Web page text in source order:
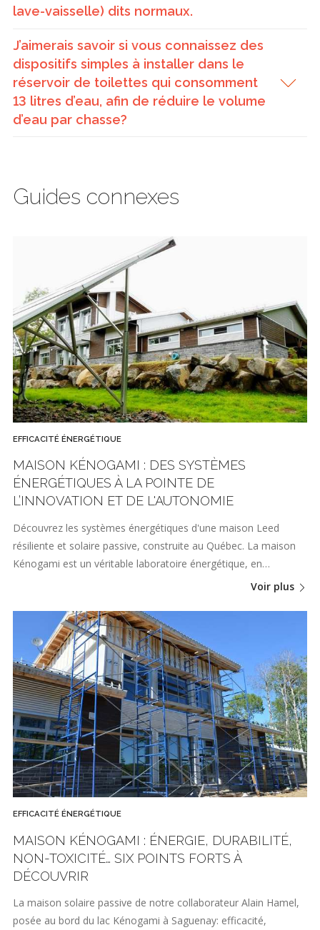
lave-vaisselle) dits normaux.
J’aimerais savoir si vous connaissez des
dispositifs simples à installer dans le
réservoir de toilettes qui consomment
13 litres d’eau, afin de réduire le volume
d’eau par chasse?
Guides connexes
EFFICACITÉ ÉNERGÉTIQUE
MAISON KÉNOGAMI : DES SYSTÈMES
ÉNERGÉTIQUES À LA POINTE DE
L’INNOVATION ET DE L'AUTONOMIE
Découvrez les systèmes énergétiques d'une maison Leed
résiliente et solaire passive, construite au Québec. La maison
Kénogami est un véritable laboratoire énergétique, en…
Voir plus
EFFICACITÉ ÉNERGÉTIQUE
MAISON KÉNOGAMI : ÉNERGIE, DURABILITÉ,
NON-TOXICITÉ… SIX POINTS FORTS À
DÉCOUVRIR
La maison solaire passive de notre collaborateur Alain Hamel,
posée au bord du lac Kénogami à Saguenay: efficacité,